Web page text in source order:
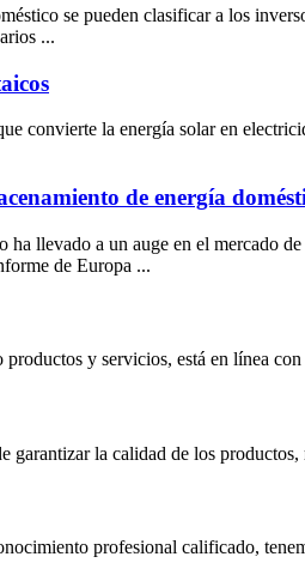
se pueden clasificar a los
...
convierte la energía solar en
de energía
llevado a un auge en el mercado
de Europa ...
y servicios, está en línea
la calidad de los
profesional calificado,